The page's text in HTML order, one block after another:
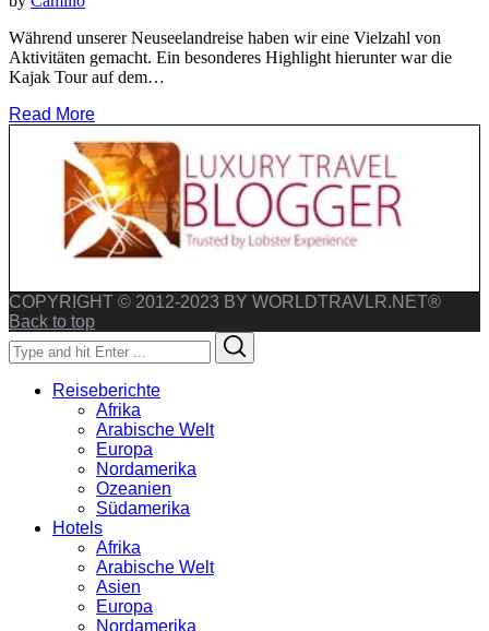
Während unserer Neuseelandreise haben wir eine Vielzahl von
Aktivitäten gemacht. Ein besonderes Highlight hierunter war die
Kajak Tour auf dem…
Read More
COPYRIGHT © 2012-2023 BY WORLDTRAVLR.NET®
Back to top
Search
for:
Reiseberichte
Afrika
Arabische Welt
Europa
Nordamerika
Ozeanien
Südamerika
Hotels
Afrika
Arabische Welt
Asien
Europa
Nordamerika